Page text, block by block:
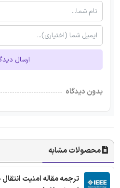
ارسال
بدون دیدگاه
محصولات مشابه